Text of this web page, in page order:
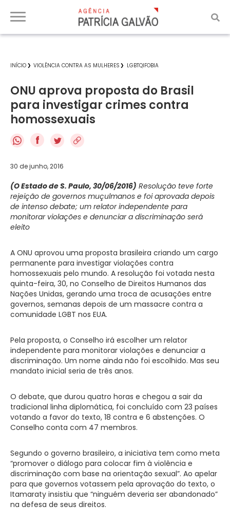
INÍCIO VIOLÊNCIA CONTRA AS MULHERES LGBTQIFOBIA
ONU aprova proposta do Brasil
para investigar crimes contra
homossexuais
f
30 de junho, 2016
(O Estado de S. Paulo, 30/06/2016) Resolução teve forte
rejeição de governos muçulmanos e foi aprovada depois
de intenso debate; um relator independente para
monitorar violações e denunciar a discriminação será
eleito
A ONU aprovou uma proposta brasileira criando um cargo
permanente para investigar violações contra
homossexuais pelo mundo. A resolução foi votada nesta
quinta-feira, 30, no Conselho de Direitos Humanos das
Nações Unidas, gerando uma troca de acusações entre
governos, semanas depois de um massacre contra a
comunidade LGBT nos EUA.
Pela proposta, o Conselho irá escolher um relator
independente para monitorar violações e denunciar a
discriminação. Um nome ainda não foi escolhido. Mas seu
mandato inicial seria de três anos.
O debate, que durou quatro horas e chegou a sair da
tradicional linha diplomática, foi concluído com 23 países
votando a favor do texto, 18 contra e 6 abstenções. O
Conselho conta com 47 membros.
Segundo o governo brasileiro, a iniciativa tem como meta
“promover o diálogo para colocar fim à violência e
discriminação com base na orientação sexual”. Ao apelar
para que governos votassem pela aprovação do texto, o
Itamaraty insistiu que “ninguém deveria ser abandonado”
na defesa de seus direitos.